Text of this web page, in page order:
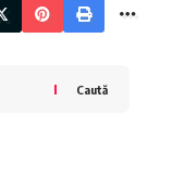
Caută